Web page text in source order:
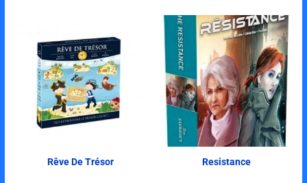
Rêve De Trésor Resistance